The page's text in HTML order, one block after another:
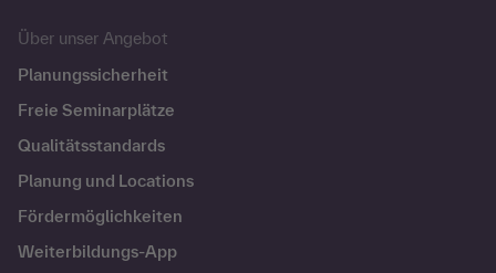
Über unser Angebot
Planungssicherheit
Freie Seminarplätze
Qualitätsstandards
Planung und Locations
Fördermöglichkeiten
Weiterbildungs-App